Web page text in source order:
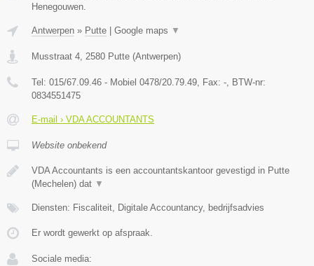
Henegouwen.
Antwerpen » Putte | Google maps ▼
Musstraat 4 2580 Putte (Antwerpen)
Tel: 015/67.09.46 - Mobiel 0478/20.79.49 , Fax: - , BTW-nr:
0834551475
E-mail › VDA ACCOUNTANTS
Website onbekend
VDA Accountants is een accountantskantoor gevestigd in Putte
(Mechelen) dat ▼
Diensten: Fiscaliteit, Digitale Accountancy, bedrijfsadvies
Er wordt gewerkt op afspraak.
Sociale media: